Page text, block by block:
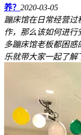
养？ 2020-03-05
蹦床馆在日常经营过
作，那么该如何进
多蹦床馆老板都困
乐就带大家一起了解